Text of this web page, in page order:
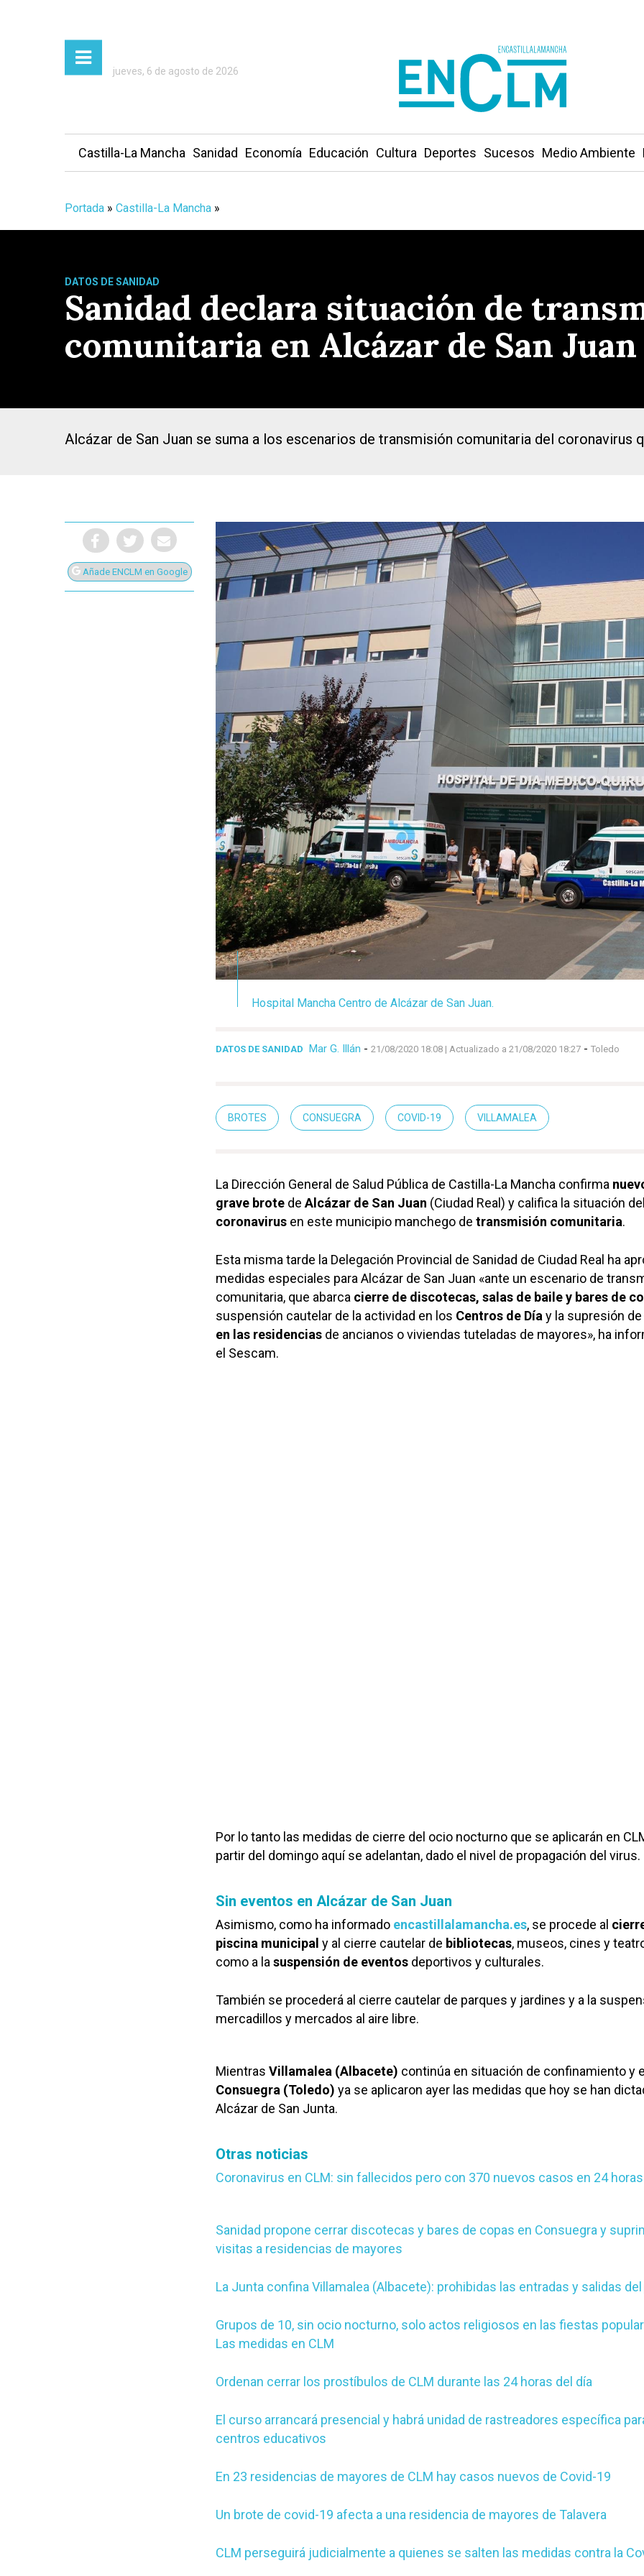
Presiona Intro para buscar o ESC para cerrar
jueves, 6 de agosto de 2026
Castilla-La Mancha Sanidad Economía Educación Cultura Deportes Sucesos Medio Ambiente
Portada » Castilla-La Mancha »
DATOS DE SANIDAD
Sanidad declara situación de
comunitaria en Alcázar de San Juan
Alcázar de San Juan se suma a los escenarios de transmisión comunitaria del coronavirus
Añade ENCLM en Google
Hospital Mancha Centro de Alcázar de San Juan.
DATOS DE SANIDAD Mar G. Illán - 21/08/2020 18:08 | Actualizado a 21/08/2020 18:27 - Toledo
BROTES CONSUEGRA COVID-19 VILLAMALEA
La Dirección General de Salud Pública de Castilla-La Mancha confirma
grave brote de Alcázar de San Juan (Ciudad Real) y califica la situación del
coronavirus en este municipio manchego de transmisión comunitaria.
Esta misma tarde la Delegación Provincial de Sanidad de Ciudad Real ha
medidas especiales para Alcázar de San Juan «ante un escenario de
comunitaria, que abarca cierre de discotecas, salas de baile y bares de
suspensión cautelar de la actividad en los Centros de Día y la supresión de
en las residencias de ancianos o viviendas tuteladas de mayores», ha
el Sescam.
Por lo tanto las medidas de cierre del ocio nocturno que se aplicarán en
partir del domingo aquí se adelantan, dado el nivel de propagación del virus.
Sin eventos en Alcázar de San Juan
Asimismo, como ha informado encastillalamancha.es, se procede al
piscina municipal y al cierre cautelar de bibliotecas, museos, cines y
como a la suspensión de eventos deportivos y culturales.
También se procederá al cierre cautelar de parques y jardines y a la
mercadillos y mercados al aire libre.
Mientras Villamalea (Albacete) continúa en situación de confinamiento y
Consuegra (Toledo) ya se aplicaron ayer las medidas que hoy se han
Alcázar de San Junta.
Otras noticias
Coronavirus en CLM: sin fallecidos pero con 370 nuevos casos en 24 horas
Sanidad propone cerrar discotecas y bares de copas en Consuegra y
visitas a residencias de mayores
La Junta confina Villamalea (Albacete): prohibidas las entradas y salidas
Grupos de 10, sin ocio nocturno, solo actos religiosos en las fiestas
Las medidas en CLM
Ordenan cerrar los prostíbulos de CLM durante las 24 horas del día
El curso arrancará presencial y habrá unidad de rastreadores específica
centros educativos
En 23 residencias de mayores de CLM hay casos nuevos de Covid-19
Un brote de covid-19 afecta a una residencia de mayores de Talavera
CLM perseguirá judicialmente a quienes se salten las medidas contra la